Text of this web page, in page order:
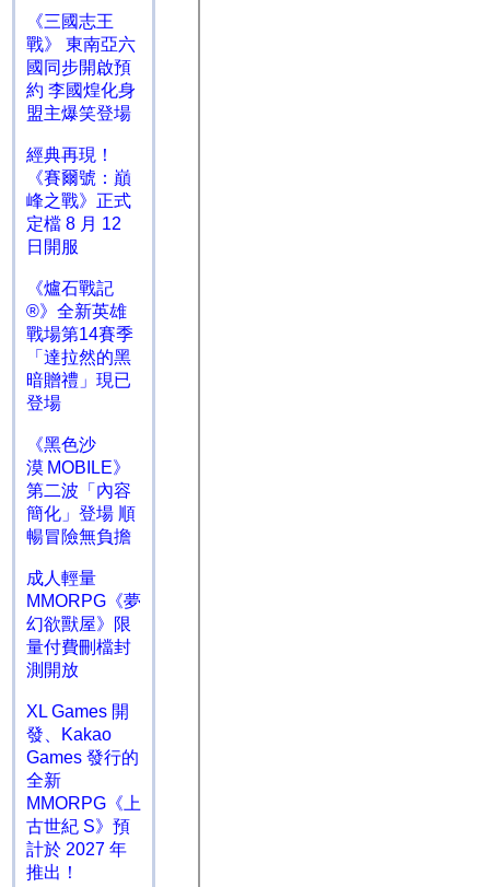
《三國志王
戰》 東南亞六
國同步開啟預
約 李國煌化身
盟主爆笑登場
經典再現！
《賽爾號：巔
峰之戰》正式
定檔 8 月 12
日開服
《爐石戰記
®》全新英雄
戰場第14賽季
「達拉然的黑
暗贈禮」現已
登場
《黑色沙
漠 MOBILE》
第二波「內容
簡化」登場 順
暢冒險無負擔
成人輕量
MMORPG《夢
幻欲獸屋》限
量付費刪檔封
測開放
XL Games 開
發、Kakao
Games 發行的
全新
MMORPG《上
古世紀 S》預
計於 2027 年
推出！